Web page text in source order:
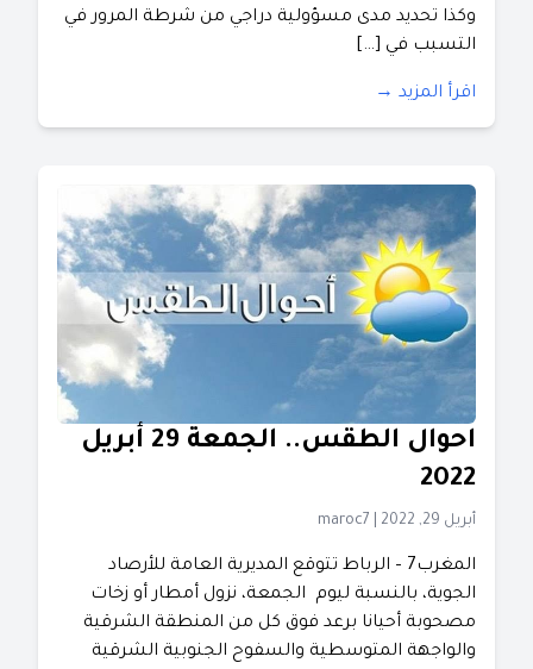
وكذا تحديد مدى مسؤولية دراجي من شرطة المرور في
التسبب في […]
اقرأ المزيد →
احوال الطقس.. الجمعة 29 أبريل
2022
أبريل 29, 2022 maroc7
المغرب7 – الرباط تتوقع المديرية العامة للأرصاد
الجوية، بالنسبة ليوم الجمعة، نزول أمطار أو زخات
مصحوبة أحيانا برعد فوق كل من المنطقة الشرقية
والواجهة المتوسطية والسفوح الجنوبية الشرقية